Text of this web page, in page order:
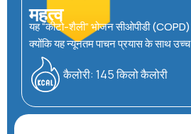
महत्व
यह “कीटो-शैली” भोजन सीओपीडी
क्योंकि यह न्यूनतम पाचन प्रयास के साथ
कैलोरी: 145 किलो कैलोरी